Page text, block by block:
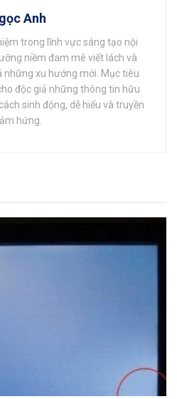
Anh
trong lĩnh vực sáng tạo nội
niềm đam mê viết lách và
những xu hướng mới. Mục tiêu
độc giả những thông tin hữu
sinh động, dễ hiểu và truyền
hứng.